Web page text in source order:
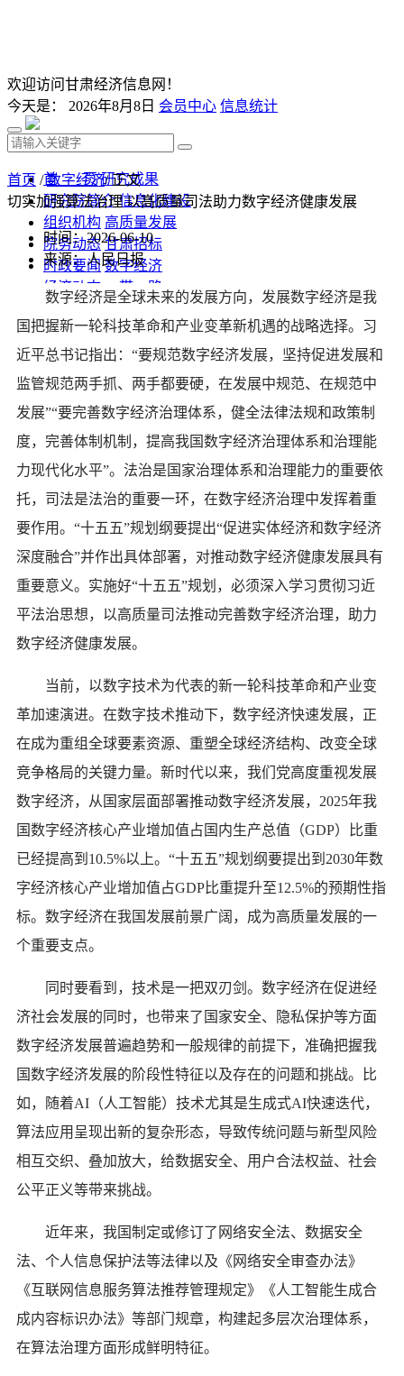
欢迎访问甘肃经济信息网！
今天是： 2026年8月8日 会员中心 信息统计
首 页 研究成果
研究院简介 信息化建设
组织机构 高质量发展
院务动态 甘肃招标
时政要闻 数字经济
经济动态 一带一路
发改视点
乡村振兴
投资分析 发展规划
监测预测 文库下载
首页 /数字经济/ 正文
切实加强算法治理 以高质量司法助力数字经济健康发展
时间：2026-06-10
来源：人民日报
数字经济是全球未来的发展方向，发展数字经济是我
国把握新一轮科技革命和产业变革新机遇的战略选择。习
近平总书记指出：“要规范数字经济发展，坚持促进发展和
监管规范两手抓、两手都要硬，在发展中规范、在规范中
发展”“要完善数字经济治理体系，健全法律法规和政策制
度，完善体制机制，提高我国数字经济治理体系和治理能
力现代化水平”。法治是国家治理体系和治理能力的重要依
托，司法是法治的重要一环，在数字经济治理中发挥着重
要作用。“十五五”规划纲要提出“促进实体经济和数字经济
深度融合”并作出具体部署，对推动数字经济健康发展具有
重要意义。实施好“十五五”规划，必须深入学习贯彻习近
平法治思想，以高质量司法推动完善数字经济治理，助力
数字经济健康发展。
当前，以数字技术为代表的新一轮科技革命和产业变
革加速演进。在数字技术推动下，数字经济快速发展，正
在成为重组全球要素资源、重塑全球经济结构、改变全球
竞争格局的关键力量。新时代以来，我们党高度重视发展
数字经济，从国家层面部署推动数字经济发展，2025年我
国数字经济核心产业增加值占国内生产总值（GDP）比重
已经提高到10.5%以上。“十五五”规划纲要提出到2030年数
字经济核心产业增加值占GDP比重提升至12.5%的预期性指
标。数字经济在我国发展前景广阔，成为高质量发展的一
个重要支点。
同时要看到，技术是一把双刃剑。数字经济在促进经
济社会发展的同时，也带来了国家安全、隐私保护等方面
数字经济发展普遍趋势和一般规律的前提下，准确把握我
国数字经济发展的阶段性特征以及存在的问题和挑战。比
如，随着AI（人工智能）技术尤其是生成式AI快速迭代，
算法应用呈现出新的复杂形态，导致传统问题与新型风险
相互交织、叠加放大，给数据安全、用户合法权益、社会
公平正义等带来挑战。
近年来，我国制定或修订了网络安全法、数据安全
法、个人信息保护法等法律以及《网络安全审查办法》
《互联网信息服务算法推荐管理规定》《人工智能生成合
成内容标识办法》等部门规章，构建起多层次治理体系，
在算法治理方面形成鲜明特征。